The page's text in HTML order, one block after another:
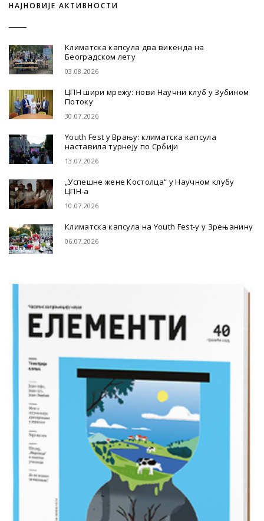
НАЈНОВИЈЕ АКТИВНОСТИ
Климатска капсула два викенда на
Београдском лету
03.08.2026
ЦПН шири мрежу: нови Научни клуб у Зубином
Потоку
30.07.2026
Youth Fest у Врању: климатска капсула
наставила турнеју по Србији
13.07.2026
„Успешне жене Костолца“ у Научном клубу
ЦПН-а
10.07.2026
Климатска капсула на Youth Fest-у у Зрењанину
06.07.2026